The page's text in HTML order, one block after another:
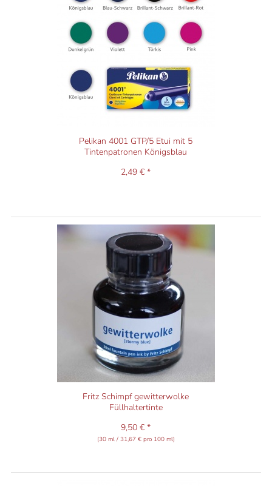
Pelikan 4001 GTP/5 Etui mit 5
Tintenpatronen Königsblau
2,49 € *
Fritz Schimpf gewitterwolke
Füllhaltertinte
9,50 € *
(30 ml / 31,67 € pro 100 ml)